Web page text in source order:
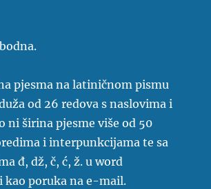
pjesma na latiničnom pismu
od 26 redova s naslovima i
ni širina pjesme više od 50
i interpunkcijama te sa
đ, dž, č, ć, ž. u word
kao poruka na e-mail.